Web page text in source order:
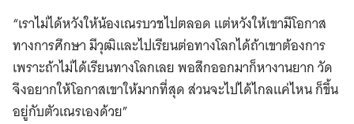
“เราไม่ได้หวังให้น้องเณรบวชไปตลอด แต่หวังให้เขามีโอกาส
ทางการศึกษา มีวุฒิและไปเรียนต่อทางโลกได้ถ้าเขาต้องการ
เพราะถ้าไม่ได้เรียนทางโลกเลย พอสึกออกมาก็หางานยาก วัด
จึงอยากให้โอกาสเขาให้มากที่สุด ส่วนจะไปได้ไกลแค่ไหน ก็ขึ้น
อยู่กับตัวเณรเองด้วย”